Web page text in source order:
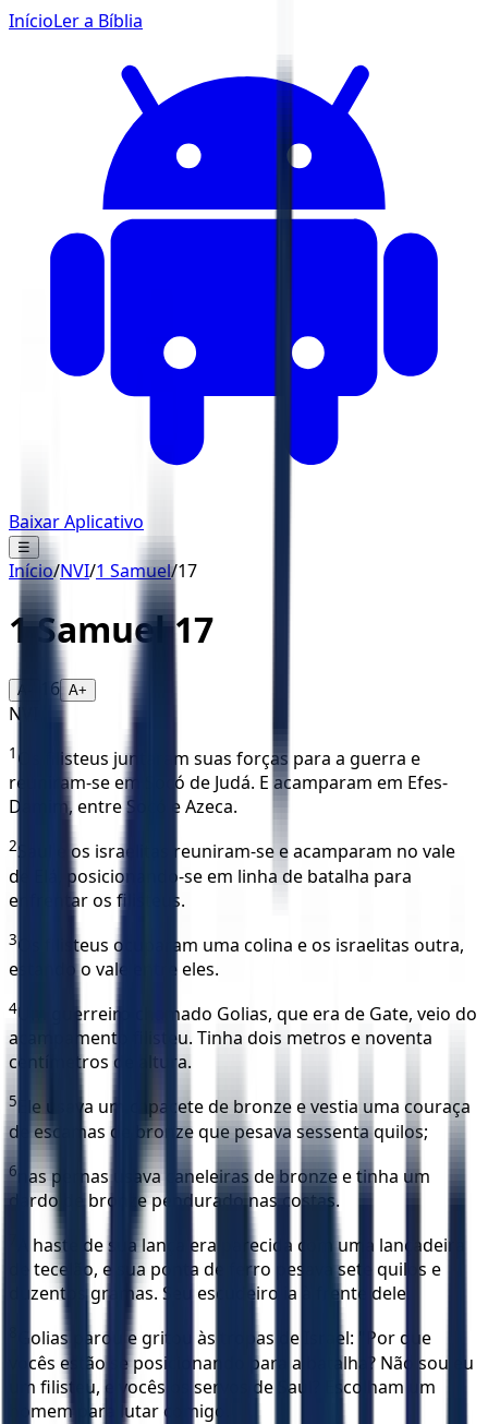
InícioLer a Bíblia
Baixar Aplicativo
☰
Início/NVI/1 Samuel/17
1 Samuel17
A- 16 A+
NVI
1 Os filisteus juntaram suas forças para a guerra e
reuniram-se em Socó de Judá. E acamparam em Efes-
Damim, entre Socó e Azeca.
2Saul e os israelitas reuniram-se e acamparam no vale
de Elá, posicionando-se em linha de batalha para
enfrentar os filisteus.
3Os filisteus ocuparam uma colina e os israelitas outra,
estando o vale entre eles.
4Um guerreiro chamado Golias, que era de Gate, veio do
acampamento filisteu. Tinha dois metros e noventa
centímetros de altura.
5
Ele usava um capacete de bronze e vestia uma couraça
de escamas de bronze que pesava sessenta quilos;
6
nas pernas usava caneleiras de bronze e tinha um
dardo de bronze pendurado nas costas.
A haste de sua lança era parecida com uma lançadeira
de tecelão, e sua ponta de ferro pesava sete quilos e
duzentos gramas. Seu escudeiro ia à frente dele.
Golias parou e gritou às tropas de Israel: "Por que
vocês estão se posicionando para a batalha? Não sou eu
um filisteu, e vocês os servos de Saul? Escolham um
homem para lutar comigo.